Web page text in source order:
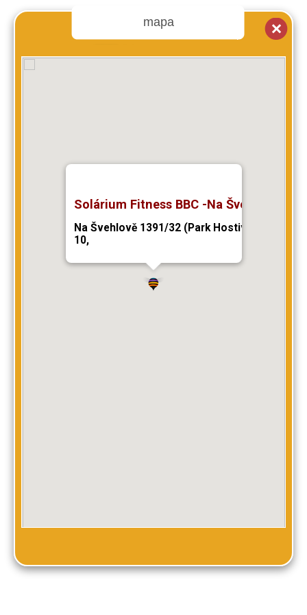
mapa
Solárium Fitness BBC -Na Švehlově
Na Švehlově 1391/32 (Park Hostivař), Praha
10,